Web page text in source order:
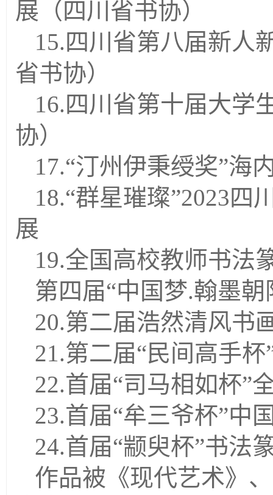
展（四川省书协）
15. 四川省第八届新人
省书协）
16. 四川省第十届大学
协）
17.“汀州伊秉绶奖”海
18.“群星璀璨”2023四
展
19.全国高校教师书法
第四届“中国梦.翰墨
20.第二届浩然清风书
21.第二届“民间高手
22.首届“司马相如杯”
23.首届“牟三爷杯”中
24.首届“颛臾杯”书法
作品被《现代艺术》